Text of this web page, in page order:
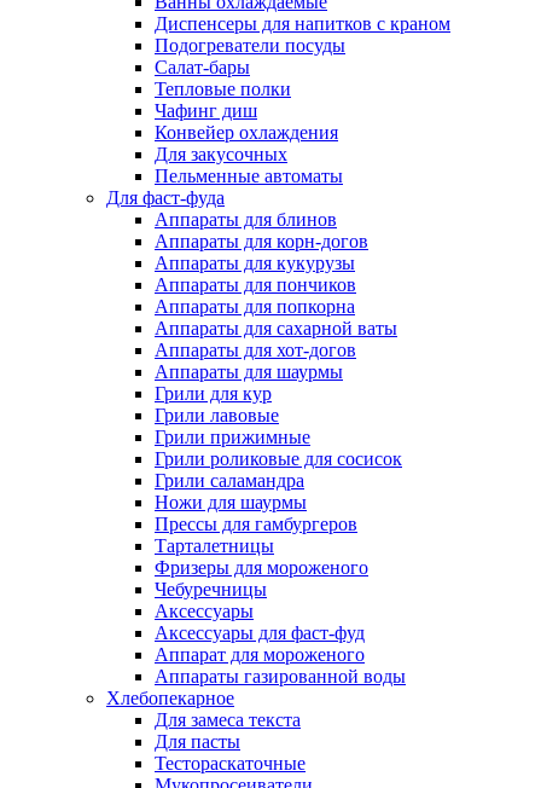
Диспенсеры для напитков с краном
Подогреватели посуды
Салат-бары
Тепловые полки
Чафинг диш
Конвейер охлаждения
Для закусочных
Пельменные автоматы
Для фаст-фуда
Аппараты для блинов
Аппараты для корн-догов
Аппараты для кукурузы
Аппараты для пончиков
Аппараты для попкорна
Аппараты для сахарной ваты
Аппараты для хот-догов
Аппараты для шаурмы
Грили для кур
Грили лавовые
Грили прижимные
Грили роликовые для сосисок
Грили саламандра
Ножи для шаурмы
Прессы для гамбургеров
Тарталетницы
Фризеры для мороженого
Чебуречницы
Аксессуары
Аксессуары для фаст-фуд
Аппарат для мороженого
Аппараты газированной воды
Хлебопекарное
Для замеса текста
Для пасты
Тестораскаточные